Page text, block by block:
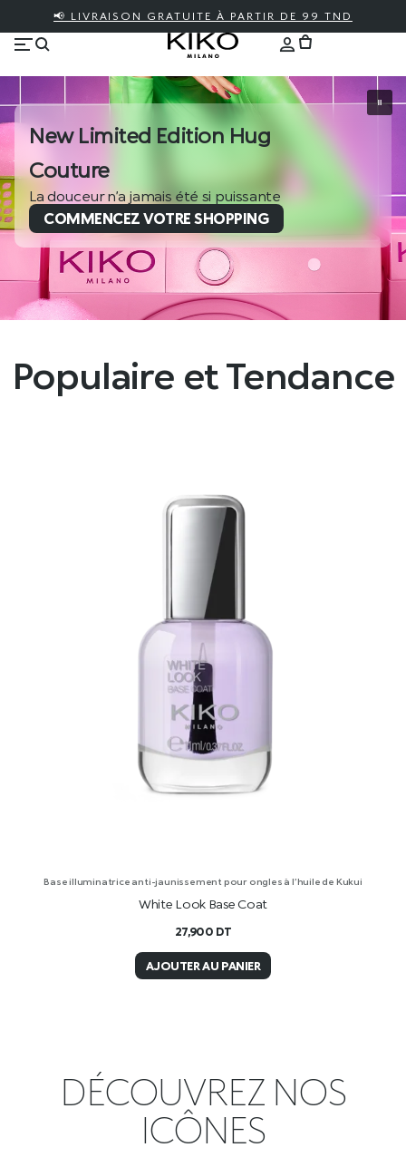
📢 LIVRAISON GRATUITE À PARTIR DE 99 TND
New Limited Edition Hug
Couture
La douceur n’a jamais été si puissante
COMMENCEZ VOTRE SHOPPING
Populaire et Tendance
Base illuminatrice anti-jaunissement pour ongles à l’huile de Kukui
White Look Base Coat
27,900 DT
AJOUTER AU PANIER
DÉCOUVREZ NOS
ICÔNES